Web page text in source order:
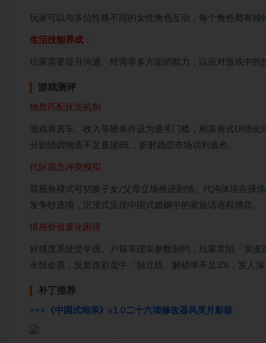
玩家可以与多位性格不同的女性角色互动，每个角色都有独
生活技能养成 ：
玩家需要提升沟通、经营等多方面的能力，以应对游戏中的
游戏测评
物质匹配优先机制
游戏将房车、收入等硬条件设为通关门槛，相亲角式UI强
分剧情因物质不足直接BE，折射婚恋市场功利底色。
代际观念冲突模拟
双视角模式可切换子女/父母立场推进剧情。代沟体现在择
发争吵选项，沉浸式呈现中国式婚姻中的家族话语权博弈。
情感价值量化困境
好感度系统受学历、户籍等现实参数制约，玩家常陷「浪
永恒命题，反套路彩蛋中「独立线」解锁率不足3%，发人
补丁推荐
>>>《中国式相亲》v1.0二十六项修改器风灵月影版